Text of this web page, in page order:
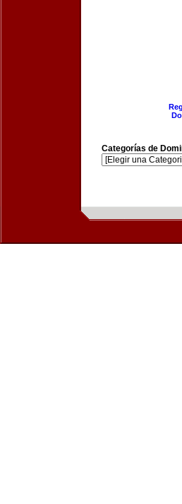
Categorías de